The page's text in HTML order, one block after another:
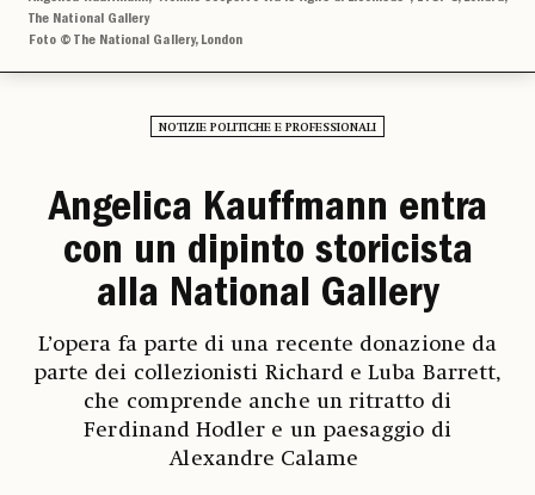
The National Gallery
Foto © The National Gallery, London
NOTIZIE POLITICHE E PROFESSIONALI
Angelica Kauffmann entra
con un dipinto storicista
alla National Gallery
L’opera fa parte di una recente donazione da
parte dei collezionisti Richard e Luba Barrett,
che comprende anche un ritratto di
Ferdinand Hodler e un paesaggio di
Alexandre Calame